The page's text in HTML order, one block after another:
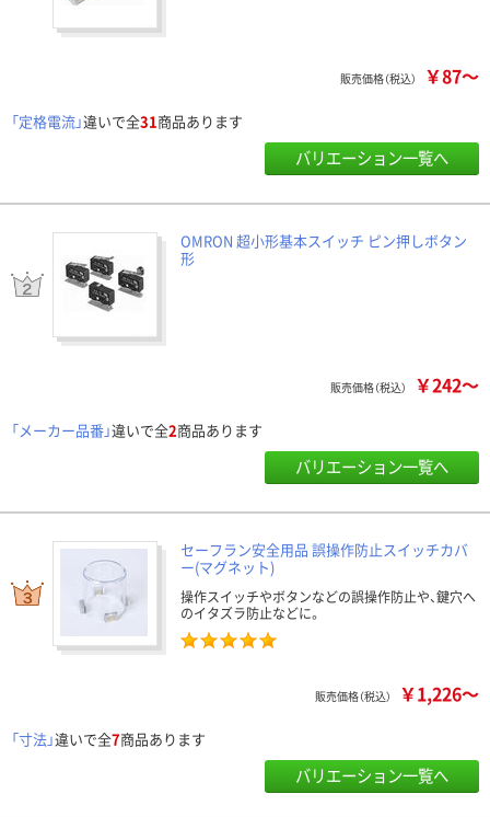
販売価格（税込） ￥87～
「定格電流」違いで全31商品あります
バリエーション一覧へ
OMRON 超小形基本スイッチ ピン押しボタン
形
販売価格（税込） ￥242～
「メーカー品番」違いで全2商品あります
バリエーション一覧へ
セーフラン安全用品 誤操作防止スイッチカバ
ー(マグネット)
操作スイッチやボタンなどの誤操作防止や、鍵穴へ
のイタズラ防止などに。
販売価格（税込） ￥1,226～
「寸法」違いで全7商品あります
バリエーション一覧へ